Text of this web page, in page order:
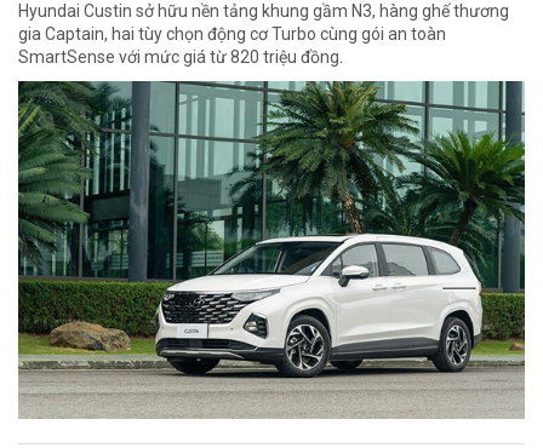
Hyundai Custin sở hữu nền tảng khung gầm N3, hàng ghế thương
gia Captain, hai tùy chọn động cơ Turbo cùng gói an toàn
SmartSense với mức giá từ 820 triệu đồng.